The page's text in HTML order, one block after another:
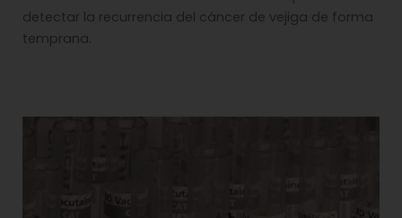
detectar la recurrencia del cáncer de vejiga de forma
temprana.